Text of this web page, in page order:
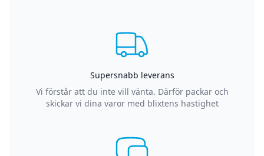
Supersnabb leverans
Vi förstår att du inte vill vänta. Därför packar och
skickar vi dina varor med blixtens hastighet